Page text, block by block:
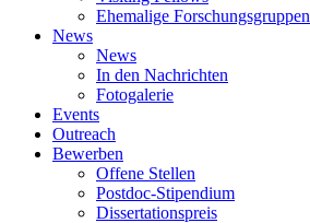
Ehemalige Forschungsgruppen
News
News
In den Nachrichten
Fotogalerie
Events
Outreach
Bewerben
Offene Stellen
Postdoc-Stipendium
Dissertationspreis